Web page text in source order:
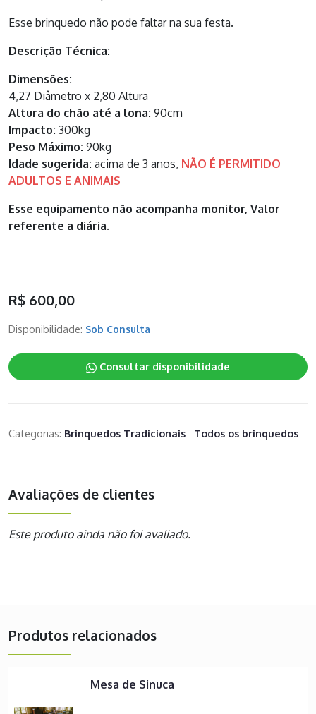
Esse brinquedo não pode faltar na sua festa.
Descrição Técnica:
Dimensões:
4,27 Diâmetro x 2,80 Altura
Altura do chão até a lona: 90cm
Impacto: 300kg
Peso Máximo: 90kg
Idade sugerida: acima de 3 anos, NÃO É PERMITIDO
ADULTOS E ANIMAIS
Esse equipamento não acompanha monitor, Valor
referente a diária.
R$ 600,00
Disponibilidade: Sob Consulta
Consultar disponibilidade
Categorias: Brinquedos Tradicionais Todos os brinquedos
Avaliações de clientes
Este produto ainda não foi avaliado.
Produtos relacionados
Mesa de Sinuca